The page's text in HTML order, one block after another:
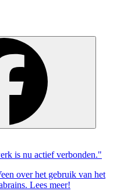
is nu actief verbonden."
over het gebruik van het
Lees meer!